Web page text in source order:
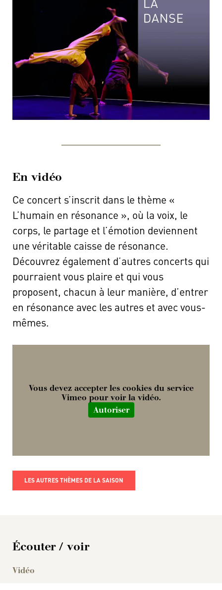
En vidéo
Ce concert s’inscrit dans le thème «
L’humain en résonance », où la voix, le
corps, le partage et l’émotion deviennent
une véritable caisse de résonance.
Découvrez également d’autres concerts qui
pourraient vous plaire et qui vous
proposent, chacun à leur manière, d’entrer
en résonance avec les autres et avec vous-
mêmes.
Vous devez accepter les cookies du service
Vimeo pour voir la vidéo.
Autoriser
LES AUTRES THÈMES DE LA SAISON
Écouter / voir
Vidéo